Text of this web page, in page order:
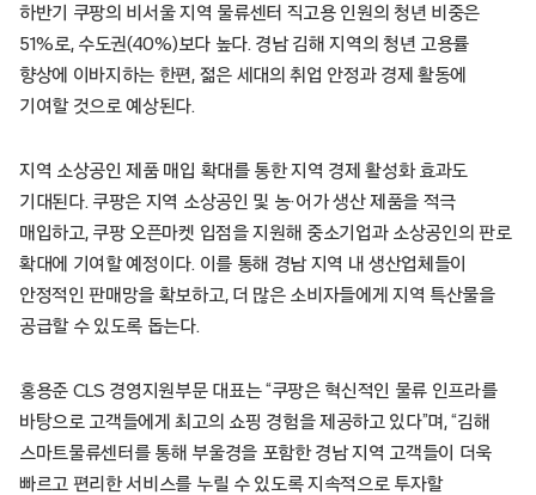
하반기 쿠팡의 비서울 지역 물류센터 직고용 인원의 청년 비중은
51%로, 수도권(40%)보다 높다. 경남 김해 지역의 청년 고용률
향상에 이바지하는 한편, 젊은 세대의 취업 안정과 경제 활동에
기여할 것으로 예상된다.
지역 소상공인 제품 매입 확대를 통한 지역 경제 활성화 효과도
기대된다. 쿠팡은 지역 소상공인 및 농·어가 생산 제품을 적극
매입하고, 쿠팡 오픈마켓 입점을 지원해 중소기업과 소상공인의 판로
확대에 기여할 예정이다. 이를 통해 경남 지역 내 생산업체들이
안정적인 판매망을 확보하고, 더 많은 소비자들에게 지역 특산물을
공급할 수 있도록 돕는다.
홍용준 CLS 경영지원부문 대표는 “쿠팡은 혁신적인 물류 인프라를
바탕으로 고객들에게 최고의 쇼핑 경험을 제공하고 있다”며, “김해
스마트물류센터를 통해 부울경을 포함한 경남 지역 고객들이 더욱
빠르고 편리한 서비스를 누릴 수 있도록 지속적으로 투자할